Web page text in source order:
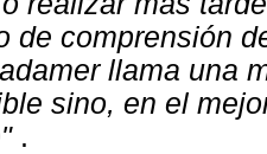
de comprensión
llama una
sino, en el
.